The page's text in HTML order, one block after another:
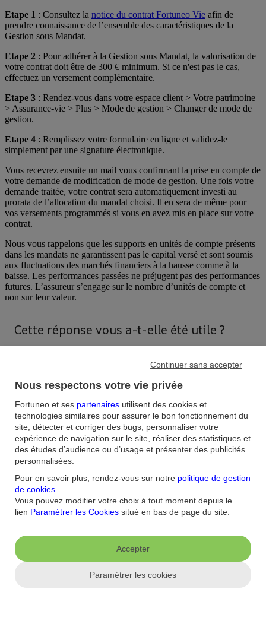
Etape 1 : Consultez la notice du contrat Fortuneo Vie afin de
prendre connaissance de l’ensemble des caractéristiques de la
Gestion sous Mandat.
Etape 2 : Pour adhérer à la Gestion sous Mandat, la valorisation de
votre contrat doit être de 300 € minimum. Si ce n'est pas le cas,
effectuez un versement complémentaire.
Etape 3 : Rendez-vous dans votre espace client > Votre patrimoine
> Assurance-vie > Plus > Mode de gestion > Changer de mode de
gestion.
Etape 4 : Remplissez votre formulaire en ligne et validez-le
simplement par une signature électronique.
Vous recevrez ensuite un mail vous confirmant la prise en compte de
votre demande de modification de mode de gestion. Une fois votre
demande traitée, votre contrat sera automatiquement investi au
prorata de l’allocation du mandat choisi. Il en sera de même pour
vos versements programmés si vous en avez mis en place sur votre
contrat.
Nous vous rappelons que les supports en unités de compte présents
dans les mandats ne garantissent pas le capital versé et sont soumis
aux fluctuations des marchés financiers à la hausse comme à la
baisse. Les performances passées ne préjugent pas des performances
futures. L’assureur s’engage sur le nombre d’unités de compte et
non sur leur valeur.
Cette réponse vous a-t-elle été utile ?
Accueil /
Je souhaite passer de la Gestion Libre à la Gestion sous
Mandat, dois-je ouvrir un nouveau contrat Fortuneo Vie ?
FAQ Nous contacter / RéclamationsFormulaires
Accessibilité : non
conforme
Nous respectons votre vie privée
Fortuneo et ses partenaires utilisent des cookies et
technologies similaires pour assurer le bon fonctionnement du
site, détecter et corriger des bugs, personnaliser votre
expérience de navigation sur le site, réaliser des statistiques et
des études d’audience ou d’usage et présenter des publicités
personnalisées.
Pour en savoir plus, rendez-vous sur notre politique de gestion
de cookies
Vous pouvez modifier votre choix à tout moment depuis le
lien Paramétrer les Cookies situé en bas de page du site.
Accepter
Continuer sans accepter
Paramétrer les cookies